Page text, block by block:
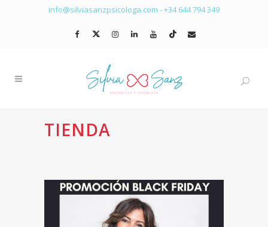
info@silviasanzpsicologa.com -+34 644 794 349
TIENDA